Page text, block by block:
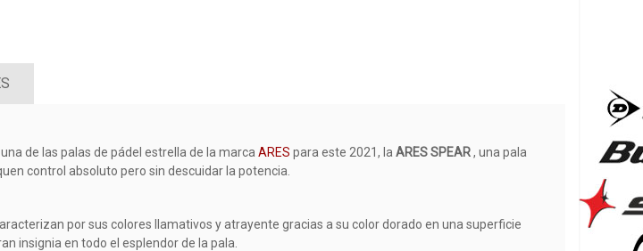
de las palas de pádel estrella de la marcaARESpara este 2021, laARES SPEAR, una pala
control absoluto pero sin descuidar la potencia.
por sus colores llamativos y atrayente gracias a su color dorado en una superficie
insignia en todo el esplendor de la pala.